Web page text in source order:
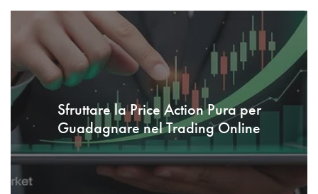
Sfruttare la Price Action Pura per
Guadagnare nel Trading Online